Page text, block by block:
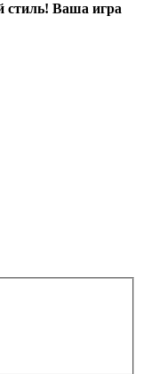
стиль! Ваша игра